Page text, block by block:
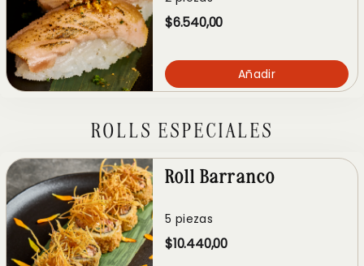
$6.540,00
Añadir
ROLLS ESPECIALES
Roll Barranco
5 piezas
$10.440,00